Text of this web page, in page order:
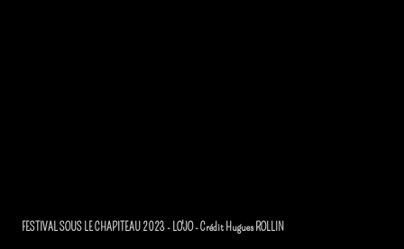
FESTIVAL SOUS LE CHAPITEAU 2023 - LO'JO - Crédit Hugues ROLLIN